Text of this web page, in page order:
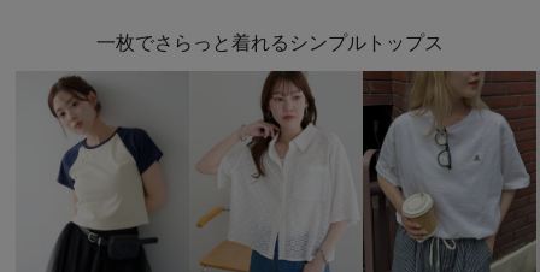
一枚でさらっと着れるシンプルトップス